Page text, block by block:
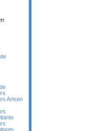
Artsen